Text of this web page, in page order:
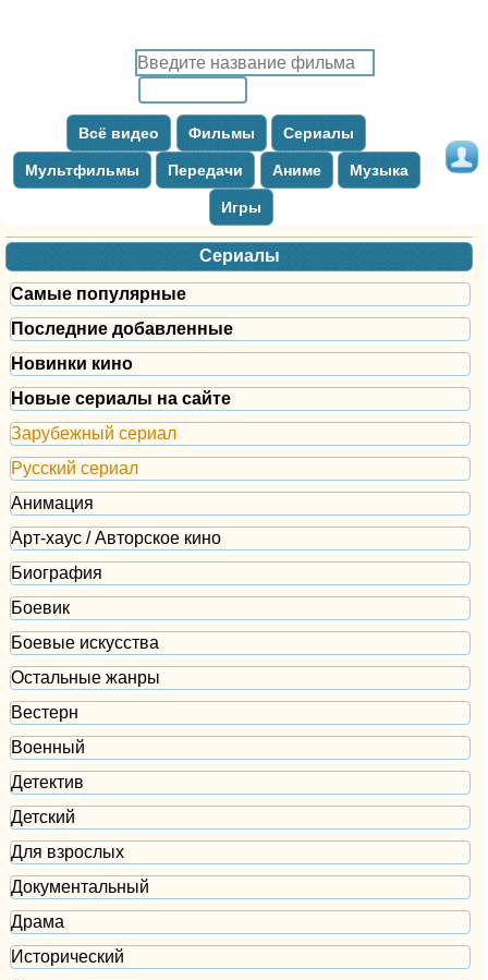
Всё видео Фильмы Сериалы
Мультфильмы Передачи Аниме Музыка
Игры
Сериалы
Самые популярные
Последние добавленные
Новинки кино
Новые сериалы на сайте
Зарубежный сериал
Русский сериал
Анимация
Арт-хаус / Авторское кино
Биография
Боевик
Боевые искусства
Остальные жанры
Вестерн
Военный
Детектив
Детский
Для взрослых
Документальный
Драма
Исторический